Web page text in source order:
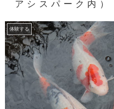
アシスパーク内）
体験する